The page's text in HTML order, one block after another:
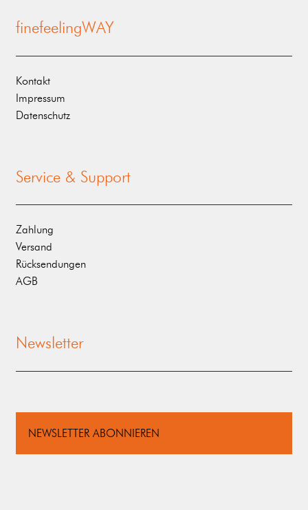
finefeelingWAY
Kontakt
Impressum
Datenschutz
Service & Support
Zahlung
Versand
Rücksendungen
AGB
Newsletter
NEWSLETTER ABONNIEREN